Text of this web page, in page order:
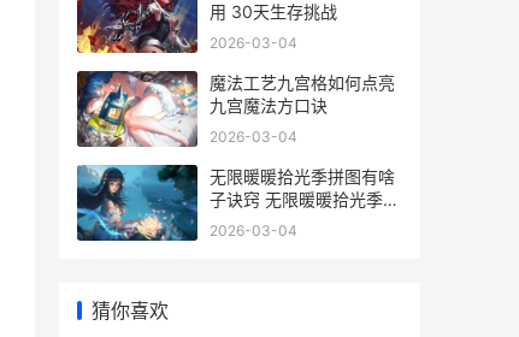
用 30天生存挑战
2026-03-04
魔法工艺九宫格如何点亮
九宫魔法方口诀
2026-03-04
无限暖暖拾光季拼图有啥
子诀窍 无限暖暖拾光季活
动
2026-03-04
猜你喜欢